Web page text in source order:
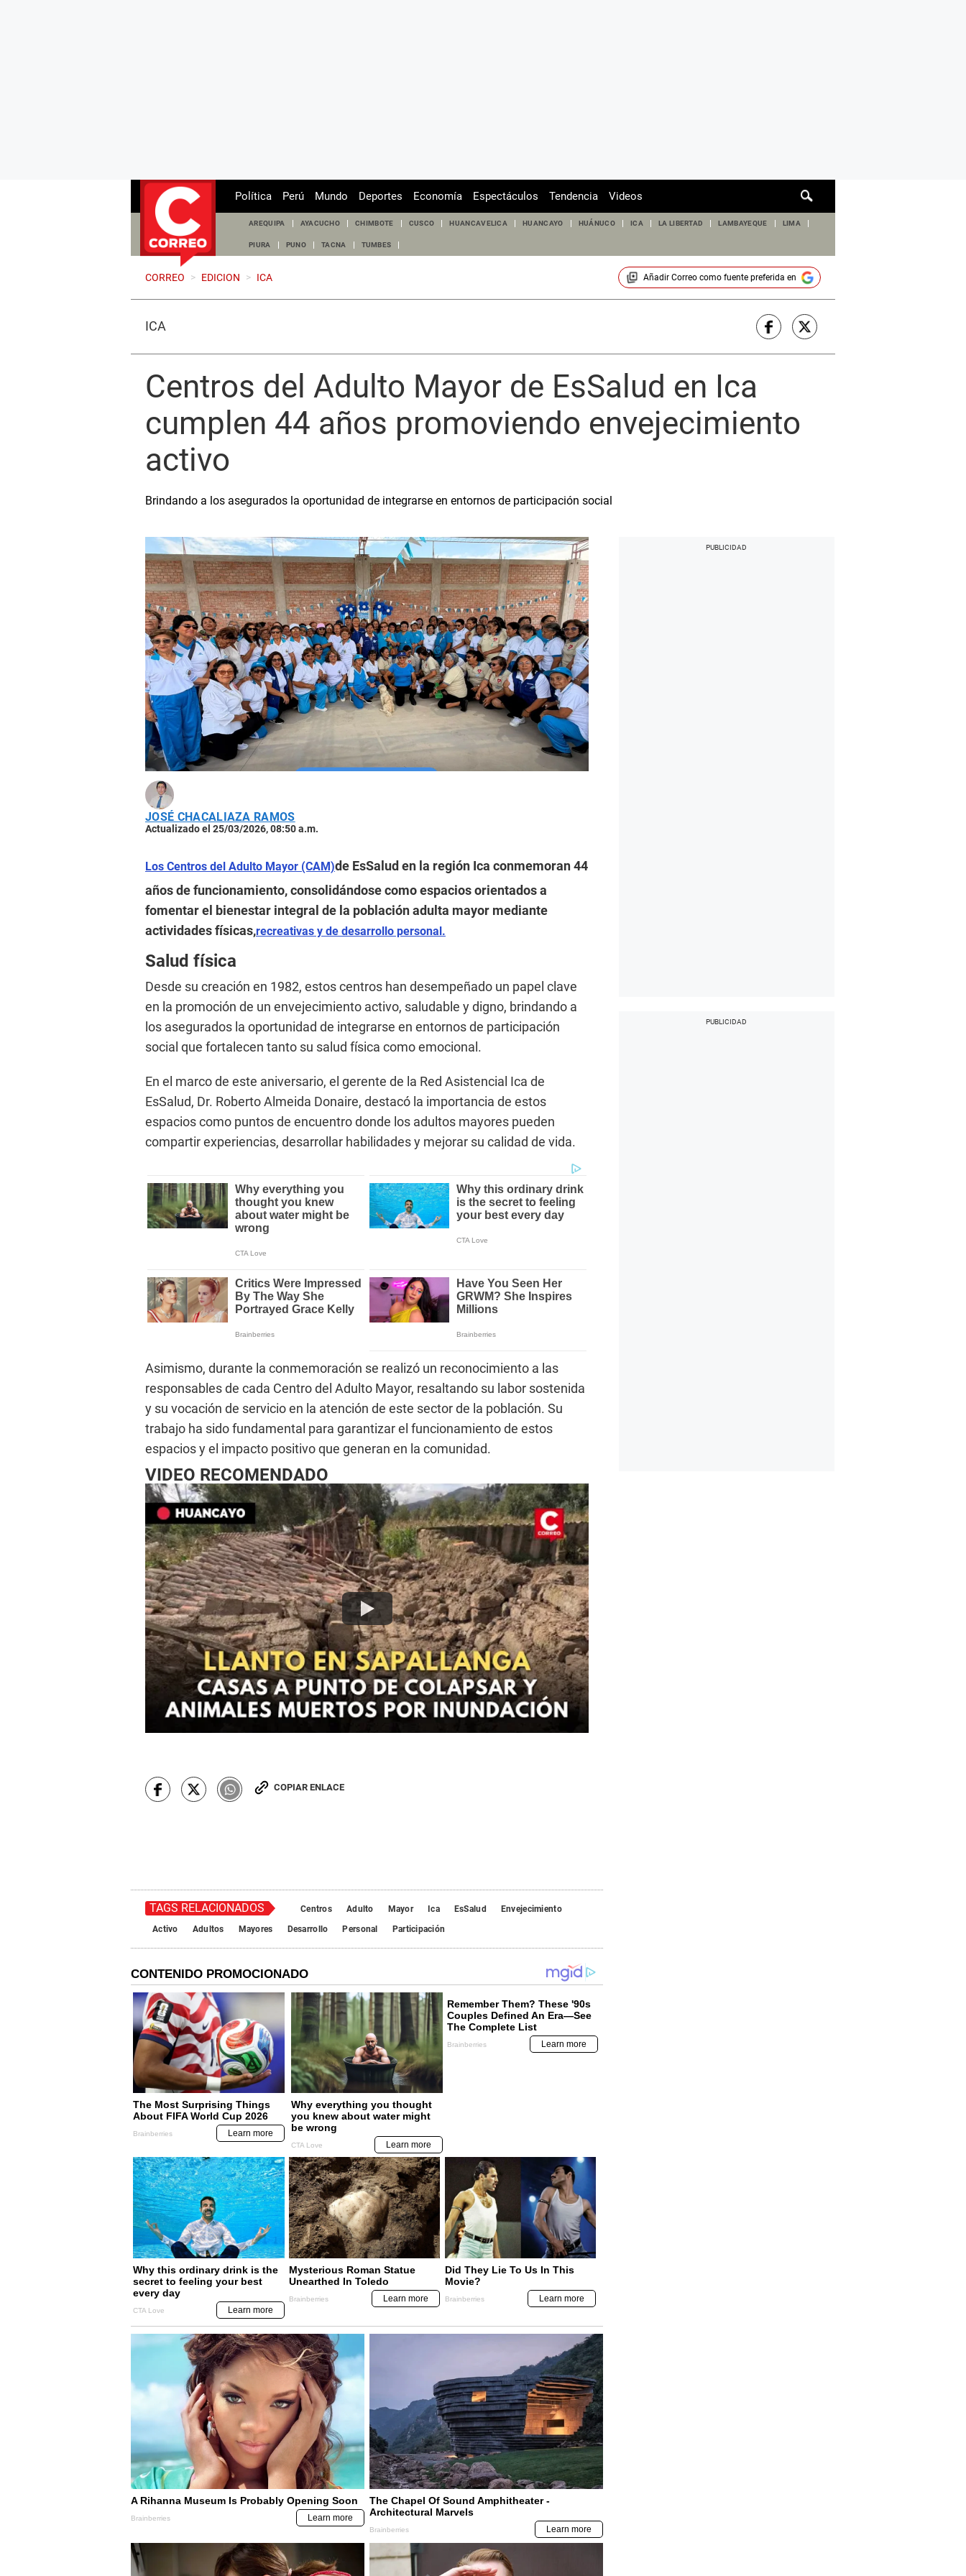
de
Política Perú Mundo Deportes Economía Espectáculos Tendencia Videos
AREQUIPA AYACUCHO CHIMBOTE CUSCO HUANCAVELICA HUANCAYO HUÁNUCO ICA LA LIBERTAD LAMBAYEQUE LIMA
PIURA PUNO TACNA TUMBES
CORREO > EDICION > ICA Añadir Correocomo fuente preferida en
ICA
Centros del Adulto Mayor de EsSalud en Ica
cumplen 44 años promoviendo envejecimiento
activo
Brindando a los asegurados la oportunidad de integrarse en entornos de participación social
JOSÉ CHACALIAZA RAMOS
Actualizado el 25/03/2026, 08:50 a.m.
Los Centros del Adulto Mayor (CAM)de EsSalud en la región Ica conmemoran 44
años de funcionamiento, consolidándose como espacios orientados a
fomentar el bienestar integral de la población adulta mayor mediante
actividades físicas,recreativas y de desarrollo personal.
Salud física
Desde su creación en 1982, estos centros han desempeñado un papel clave
en la promoción de un envejecimiento activo, saludable y digno, brindando a
los asegurados la oportunidad de integrarse en entornos de participación
social que fortalecen tanto su salud física como emocional.
En el marco de este aniversario, el gerente de la Red Asistencial Ica de
EsSalud, Dr. Roberto Almeida Donaire, destacó la importancia de estos
espacios como puntos de encuentro donde los adultos mayores pueden
compartir experiencias, desarrollar habilidades y mejorar su calidad de vida.
Asimismo, durante la conmemoración se realizó un reconocimiento a las
responsables de cada Centro del Adulto Mayor, resaltando su labor sostenida
y su vocación de servicio en la atención de este sector de la población. Su
trabajo ha sido fundamental para garantizar el funcionamiento de estos
espacios y el impacto positivo que generan en la comunidad.
VIDEO RECOMENDADO
COPIAR ENLACE
TAGS RELACIONADOS Centros Adulto Mayor Ica EsSalud
Envejecimiento
Activo
Adultos Mayores Desarrollo Personal Participación